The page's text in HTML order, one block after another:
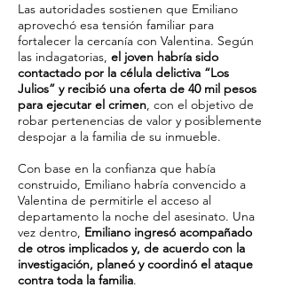
Las autoridades sostienen que Emiliano
aprovechó esa tensión familiar para
fortalecer la cercanía con Valentina. Según
las indagatorias, el joven habría sido
contactado por la célula delictiva “Los
Julios” y recibió una oferta de 40 mil pesos
para ejecutar el crimen, con el objetivo de
robar pertenencias de valor y posiblemente
despojar a la familia de su inmueble.
Con base en la confianza que había
construido, Emiliano habría convencido a
Valentina de permitirle el acceso al
departamento la noche del asesinato. Una
vez dentro, Emiliano ingresó acompañado
de otros implicados y, de acuerdo con la
investigación, planeó y coordinó el ataque
contra toda la familia.